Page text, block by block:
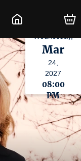
Mar
24,
2027
08:00
PM